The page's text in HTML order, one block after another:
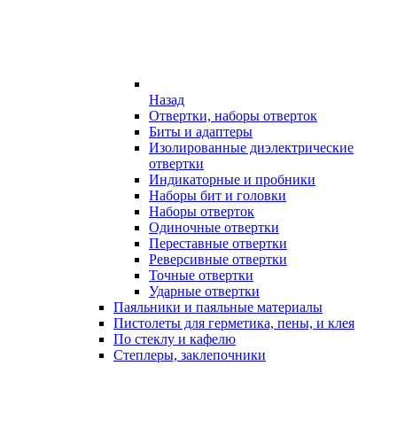
Назад
Отвертки, наборы отверток
Биты и адаптеры
Изолированные диэлектрические
отвертки
Индикаторные и пробники
Наборы бит и головки
Наборы отверток
Одиночные отвертки
Переставные отвертки
Реверсивные отвертки
Точные отвертки
Ударные отвертки
Паяльники и паяльные материалы
Пистолеты для герметика, пены, и клея
По стеклу и кафелю
Степлеры, заклепочники